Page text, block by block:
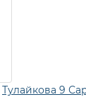
Тулайкова 9